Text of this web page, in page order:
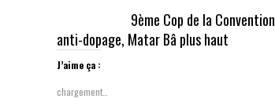
9ème Cop de la Convention
anti-dopage, Matar Bâ plus haut
J’aime ça :
chargement…